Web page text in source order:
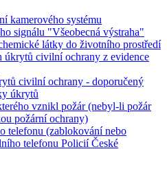
kamerového systému
signálu "Všeobecná výstraha"
látky do životního prostředí
úkrytů civilní ochrany z evidence
civilní ochrany - doporučený
úkrytů
vznikl požár (nebyl-li požár
požární ochrany)
telefonu (zablokování nebo
telefonu Policií České